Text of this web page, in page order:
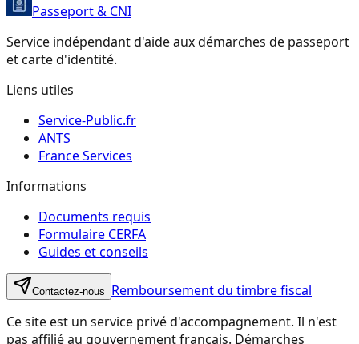
Passeport & CNI
Service indépendant d'aide aux démarches de passeport
et carte d'identité.
Liens utiles
Service-Public.fr
ANTS
France Services
Informations
Documents requis
Formulaire CERFA
Guides et conseils
Contactez-nous
Remboursement du timbre fiscal
Ce site est un service privé d'accompagnement. Il n'est
pas affilié au gouvernement français. Démarches